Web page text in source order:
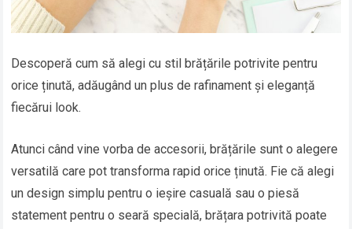
Descoperă cum să alegi cu stil brățările potrivite pentru
orice ținută, adăugând un plus de rafinament și eleganță
fiecărui look.
Atunci când vine vorba de accesorii, brățările sunt o alegere
versatilă care pot transforma rapid orice ținută. Fie că alegi
un design simplu pentru o ieșire casuală sau o piesă
statement pentru o seară specială, brățara potrivită poate